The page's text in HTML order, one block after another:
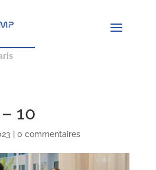
10
0 commentaires